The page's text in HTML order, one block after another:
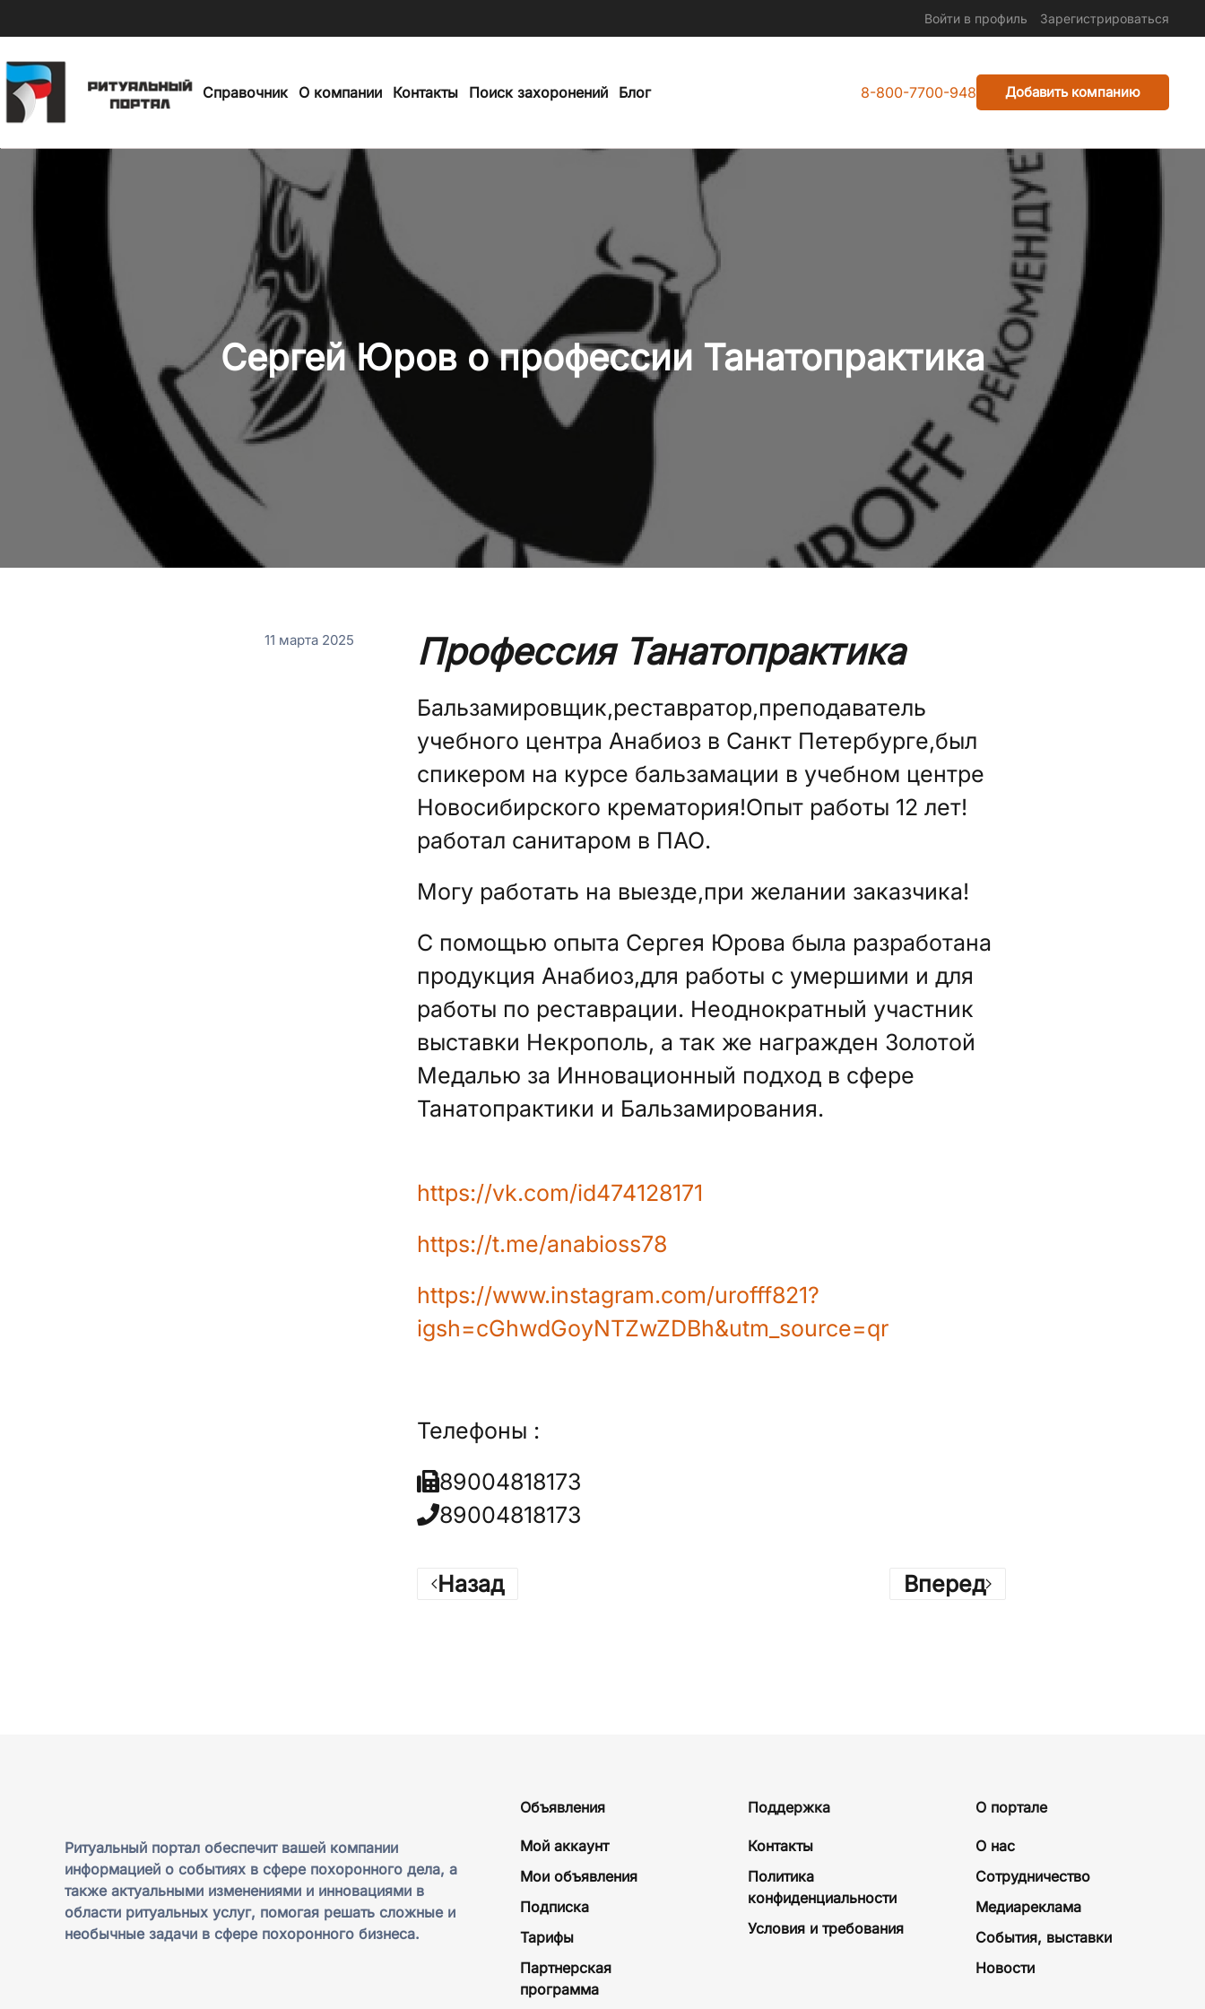
to
main
Войти в профиль Зарегистрироваться
Справочник О компании Контакты Поиск захоронений Блог 8-800-7700-948 Добавить компанию
Сергей Юров о профессии Танатопрактика
11 марта 2025 Профессия Танатопрактика
Бальзамировщик,реставратор,преподаватель
учебного центра Анабиоз в Санкт Петербурге,был
спикером на курсе бальзамации в учебном центре
Новосибирского крематория!Опыт работы 12 лет!
работал санитаром в ПАО.
Могу работать на выезде,при желании заказчика!
С помощью опыта Сергея Юрова была разработана
продукция Анабиоз,для работы с умершими и для
работы по реставрации. Неоднократный участник
выставки Некрополь, а так же награжден Золотой
Медалью за Инновационный подход в сфере
Танатопрактики и Бальзамирования.
https://vk.com/id474128171
https://t.me/anabioss78
https://www.instagram.com/urofff821?
igsh=cGhwdGoyNTZwZDBh&utm_source=qr
Телефоны :
89004818173
89004818173
Назад Вперед
Ритуальный портал обеспечит вашей компании
информацией о событиях в сфере похоронного дела, а
также актуальными изменениями и инновациями в
области ритуальных услуг, помогая решать сложные и
необычные задачи в сфере похоронного бизнеса.
Объявления
Мой аккаунт
Мои объявления
Подписка
Тарифы
Партнерская
программа
Поддержка
Контакты
Политика
конфиденциальности
Условия и требования
О портале
О нас
Сотрудничество
Медиареклама
События, выставки
Новости